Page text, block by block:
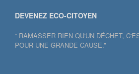
DEVENEZ ECO-CITOYEN
“ RAMASSER RIEN QU'UN DÉCHET,
POUR UNE GRANDE CAUSE.”